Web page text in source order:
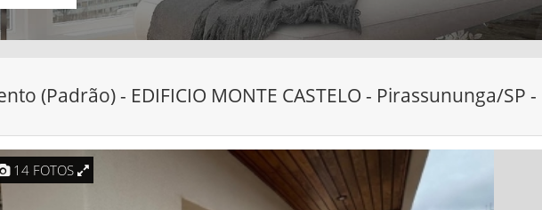
(Padrão) - EDIFICIO MONTE CASTELO - Pirassununga/SP -
14 FOTOS